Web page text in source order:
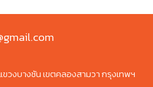
วงบางชัน เขตคลองสามวา กรุงเทพฯ